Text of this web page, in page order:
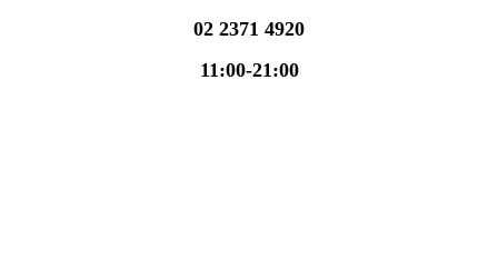
02 2371 4920
11:00-21:00